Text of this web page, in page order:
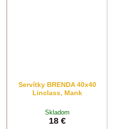
Servítky BRENDA 40x40
Linclass, Mank
Skladom
18 €